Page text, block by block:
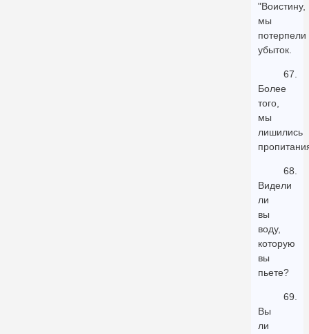
"Воистину,
мы
потерпели
убыток.
67.
Более
того,
мы
лишились
68.
Видели
ли
вы
воду,
которую
вы
пьете?
69.
Вы
ли